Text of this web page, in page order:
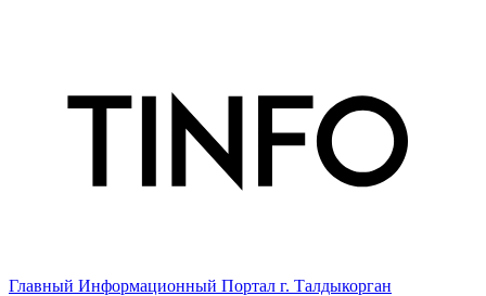
Главный Информационный Портал г. Талдыкорган